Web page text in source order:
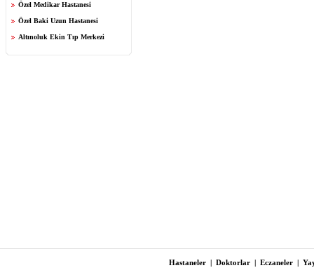
Özel Medikar Hastanesi
Özel Baki Uzun Hastanesi
Altınoluk Ekin Tıp Merkezi
Hastaneler | Doktorlar | Eczaneler |